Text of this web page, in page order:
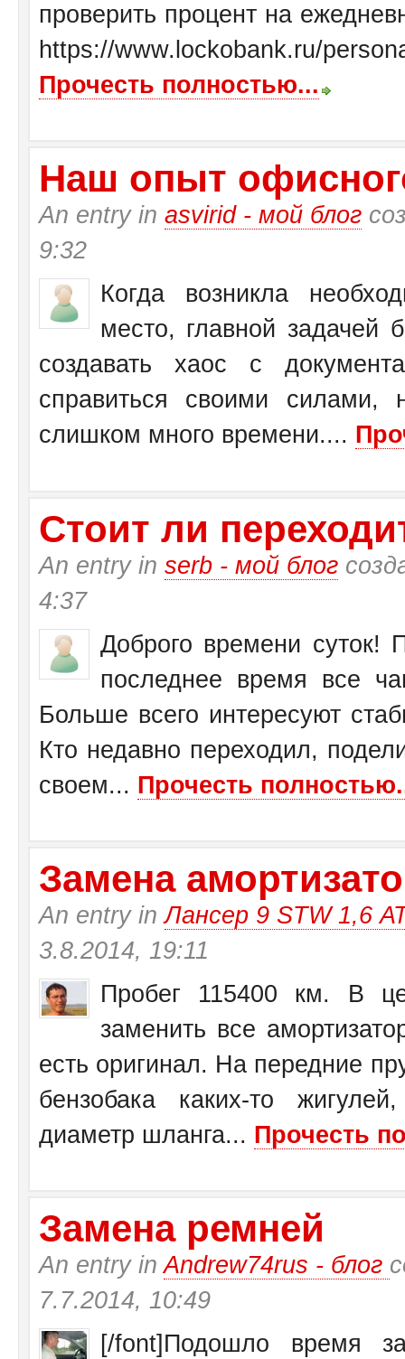
проверить процент на
https://www.lockobank.ru/
Прочесть полностью...
Наш опыт
An entry in asvirid - мой блог
9:32
Когда возникла
место, главной задачей
создавать хаос с
справиться своими
слишком много времени....
Стоит ли
An entry in serb - мой блог
4:37
Доброго времени суток!
последнее время все
Больше всего интересуют
Кто недавно переходил,
своем... Прочесть
Замена
An entry inЛансер 9 STW 1,6
3.8.2014, 19:11
Пробег 115400 км. В
заменить все
есть оригинал. На передние
бензобака каких-то
диаметр шланга... Прочесть
Замена ремней
An entry inAndrew74rus - блог
7.7.2014, 10:49
[/font]Подошло время